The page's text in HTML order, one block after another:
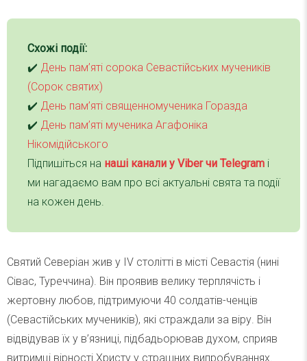
Схожі події:
✔️ День пам’яті сорока Севастійських мучеників
(Сорок святих)
✔️ День пам’яті священномученика Горазда
✔️ День пам’яті мученика Агафоніка
Нікомідійського
Підпишіться на наші канали у Viber чи Telegram і
ми нагадаємо вам про всі актуальні свята та події
на кожен день.
Святий Северіан жив у IV столітті в місті Севастія (нині
Сівас, Туреччина). Він проявив велику терплячість і
жертовну любов, підтримуючи 40 солдатів-ченців
(Севастійських мучеників), які страждали за віру. Він
відвідував їх у в’язниці, підбадьорював духом, сприяв
витримці вірності Христу у страшних випробуваннях.